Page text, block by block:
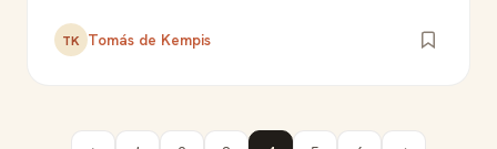
TK Tomás de Kempis